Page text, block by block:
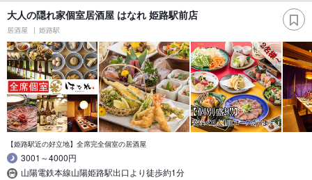
大人の隠れ家個室居酒屋 はなれ 姫路駅前店
居酒屋 姫路駅
【姫路駅近の好立地】全席完全個室の居酒屋
3001～4000円
山陽電鉄本線山陽姫路駅出口より徒歩約1分